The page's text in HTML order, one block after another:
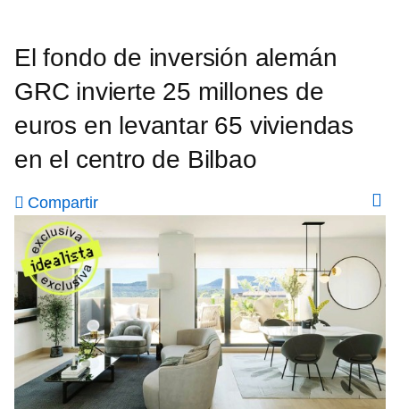
El fondo de inversión alemán
GRC invierte 25 millones de
euros en levantar 65 viviendas
en el centro de Bilbao
Compartir